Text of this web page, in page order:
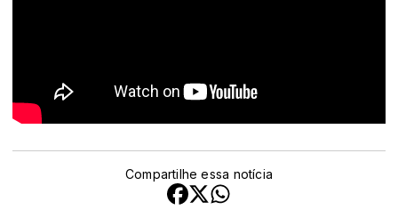
Compartilhe essa notícia